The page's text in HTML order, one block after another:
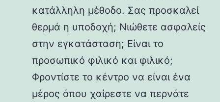
κατάλληλη μέθοδο. Σας προσκαλεί
θερμά η υποδοχή; Νιώθετε ασφαλείς
στην εγκατάσταση; Είναι το
προσωπικό φιλικό και φιλικό;
Φροντίστε το κέντρο να είναι ένα
μέρος όπου χαίρεστε να περνάτε